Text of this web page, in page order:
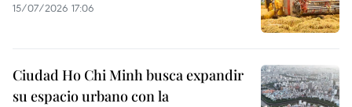
15/07/2026 17:06
Ciudad Ho Chi Minh busca expandir
su espacio urbano con la